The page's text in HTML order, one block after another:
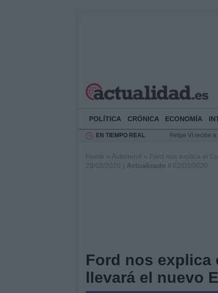
POLÍTICA CRÓNICA ECONOMÍA
EN TIEMPO REAL
Felipe VI recibe
Impacto
Home » Automovil » Ford nos explica el
29/02/2020 | Actualizado il 02/03/2020
Ford nos explica
llevará el nuevo